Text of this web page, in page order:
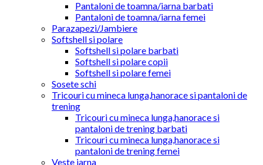
Pantaloni de toamna/iarna barbati
Pantaloni de toamna/iarna femei
Parazapezi/Jambiere
Softshell si polare
Softshell si polare barbati
Softshell si polare copii
Softshell si polare femei
Sosete schi
Tricouri cu mineca lunga,hanorace si pantaloni de
trening
Tricouri cu mineca lunga,hanorace si
pantaloni de trening barbati
Tricouri cu mineca lunga,hanorace si
pantaloni de trening femei
Veste iarna